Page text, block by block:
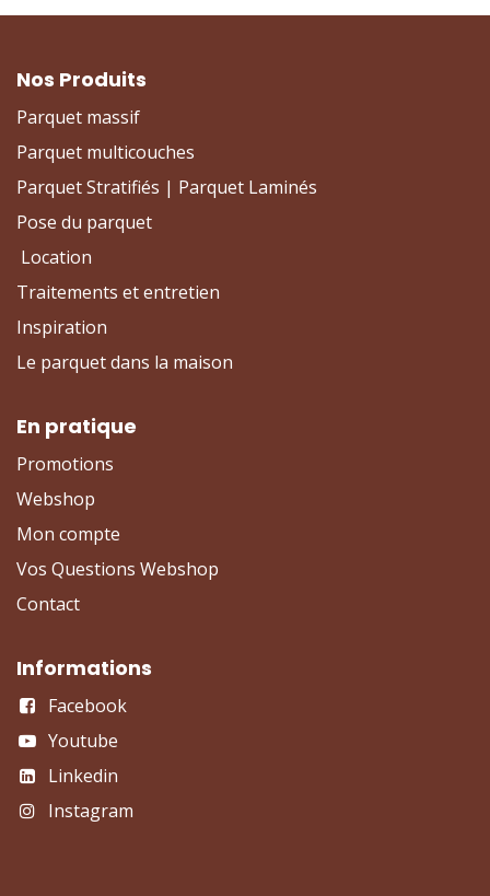
Nos Produits
Parquet massif
Parquet multicouches
Parquet Stratifiés | Parquet Laminés
Pose du parquet
Location
Traitements et entretien
Inspiration
Le parquet dans la maison
En pratique
Promotions
Webshop
Mon compte
Vos Questions Webshop
Contact
Informations
Facebook
Youtube
Linkedin
Instagram